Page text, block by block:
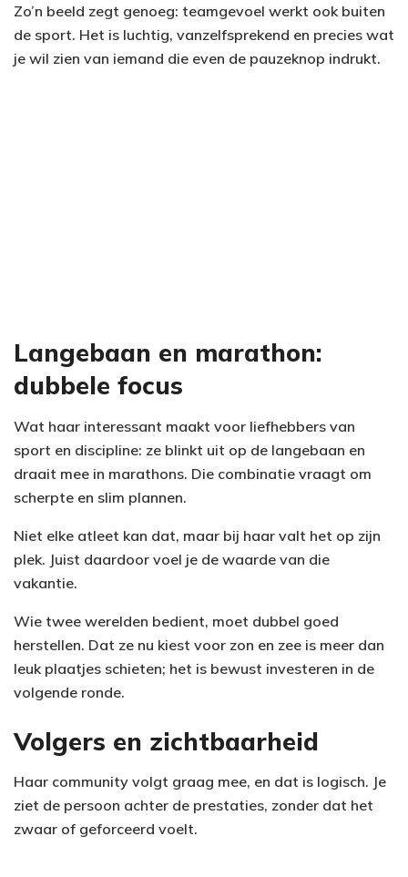
Zo’n beeld zegt genoeg: teamgevoel werkt ook buiten
de sport. Het is luchtig, vanzelfsprekend en precies wat
je wil zien van iemand die even de pauzeknop indrukt.
Langebaan en marathon:
dubbele focus
Wat haar interessant maakt voor liefhebbers van
sport en discipline: ze blinkt uit op de langebaan en
draait mee in marathons. Die combinatie vraagt om
scherpte en slim plannen.
Niet elke atleet kan dat, maar bij haar valt het op zijn
plek. Juist daardoor voel je de waarde van die
vakantie.
Wie twee werelden bedient, moet dubbel goed
herstellen. Dat ze nu kiest voor zon en zee is meer dan
leuk plaatjes schieten; het is bewust investeren in de
volgende ronde.
Volgers en zichtbaarheid
Haar community volgt graag mee, en dat is logisch. Je
ziet de persoon achter de prestaties, zonder dat het
zwaar of geforceerd voelt.